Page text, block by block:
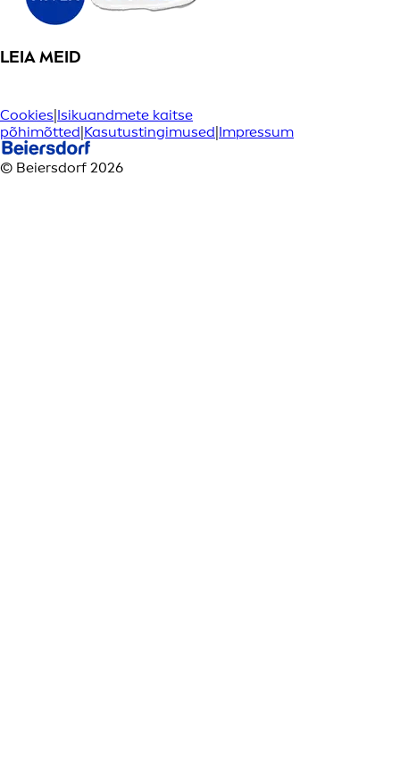
LEIA MEID
Cookies Isikuandmete kaitse
põhimõtted Kasutustingimused Impressum
© Beiersdorf 2026